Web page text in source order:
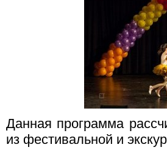
Данная программа
из фестивальной и